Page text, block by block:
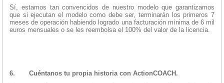
Sí, estamos tan convencidos de nuestro modelo que garantizamos
que si ejecutan el modelo como debe ser, terminarán los primeros 7
meses de operación habiendo logrado una facturación mínima de 6 mil
euros mensuales o se les reembolsa el 100% del valor de la licencia.
6. Cuéntanos tu propia historia con ActionCOACH.